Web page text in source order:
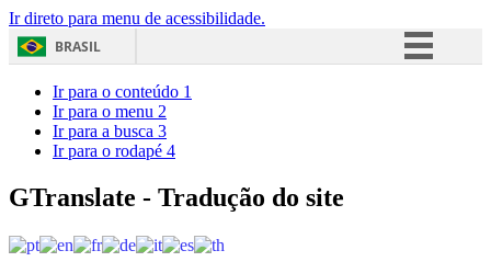
Ir direto para menu de acessibilidade.
BRASIL
Acesso à informação
Ir para o conteúdo 1
Ir para o menu 2
Ir para a busca 3
Ir para o rodapé 4
GTranslate - Tradução do site